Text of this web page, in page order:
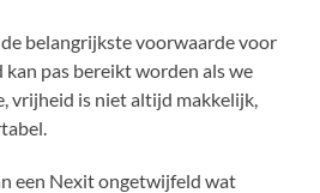
belangrijkste voorwaarde voor
pas bereikt worden als we
vrijheid is niet altijd makkelijk,
een Nexit ongetwijfeld wat